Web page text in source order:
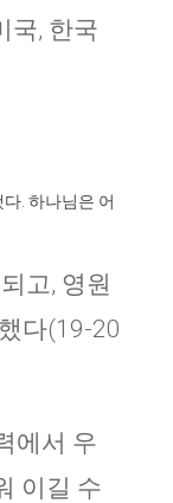
국, 한국
. 하나님은 어
고, 영원
다(19-20
에서 우
이길 수